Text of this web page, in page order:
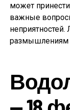
может
важные
размышлениям